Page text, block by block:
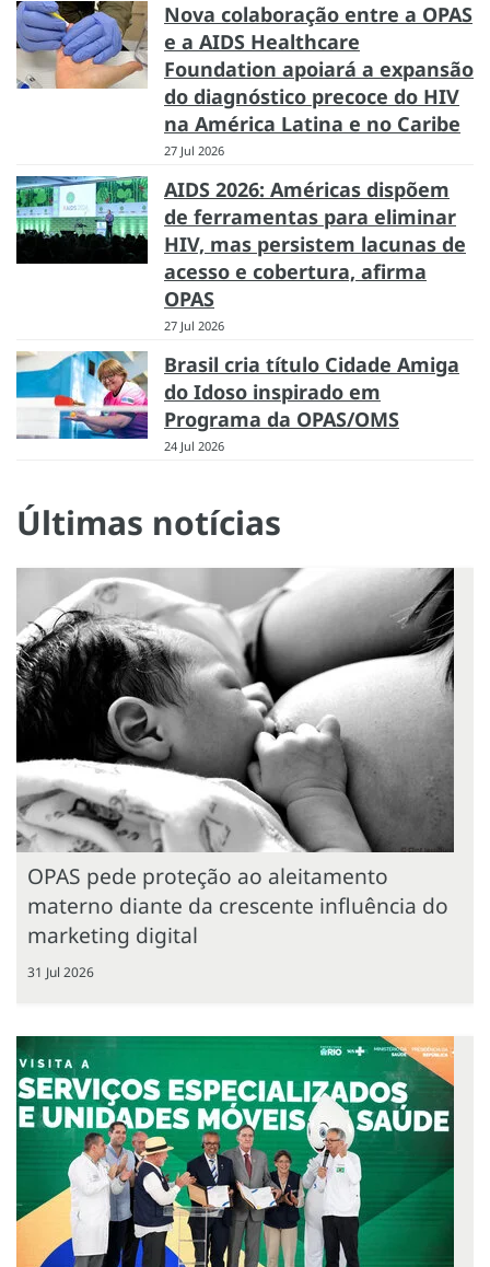
Nova colaboração entre a OPAS
e a AIDS Healthcare
Foundation apoiará a expansão
do diagnóstico precoce do HIV
na América Latina e no Caribe
27 Jul 2026
AIDS 2026: Américas dispõem
de ferramentas para eliminar
HIV, mas persistem lacunas de
acesso e cobertura, afirma
OPAS
27 Jul 2026
Brasil cria título Cidade Amiga
do Idoso inspirado em
Programa da OPAS/OMS
24 Jul 2026
Últimas notícias
OPAS pede proteção ao aleitamento
materno diante da crescente influência do
marketing digital
31 Jul 2026